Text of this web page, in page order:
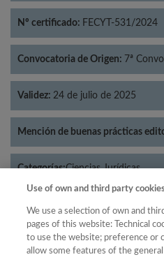
Nº certificado: FECYT-531/2024
Convocatoria de Origen: 7ª
Validez: 24 de julio de 2025
Mención de buenas prácticas
Categorías:Ciencias Jurídicas
Año
Use of own and third party
We use a selection of own and
pages of this website: Technical
to use the website; preference or
allow some features of the